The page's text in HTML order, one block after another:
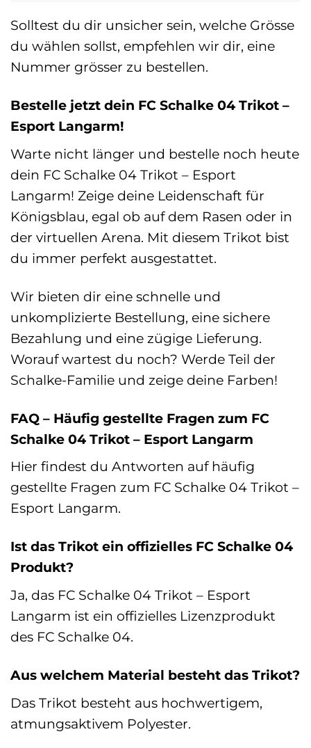
Solltest du dir unsicher sein, welche Grösse
du wählen sollst, empfehlen wir dir, eine
Nummer grösser zu bestellen.
Bestelle jetzt dein FC Schalke 04 Trikot –
Esport Langarm!
Warte nicht länger und bestelle noch heute
dein FC Schalke 04 Trikot – Esport
Langarm! Zeige deine Leidenschaft für
Königsblau, egal ob auf dem Rasen oder in
der virtuellen Arena. Mit diesem Trikot bist
du immer perfekt ausgestattet.
Wir bieten dir eine schnelle und
unkomplizierte Bestellung, eine sichere
Bezahlung und eine zügige Lieferung.
Worauf wartest du noch? Werde Teil der
Schalke-Familie und zeige deine Farben!
FAQ – Häufig gestellte Fragen zum FC
Schalke 04 Trikot – Esport Langarm
Hier findest du Antworten auf häufig
gestellte Fragen zum FC Schalke 04 Trikot –
Esport Langarm.
Ist das Trikot ein offizielles FC Schalke 04
Produkt?
Ja, das FC Schalke 04 Trikot – Esport
Langarm ist ein offizielles Lizenzprodukt
des FC Schalke 04.
Aus welchem Material besteht das Trikot?
Das Trikot besteht aus hochwertigem,
atmungsaktivem Polyester.